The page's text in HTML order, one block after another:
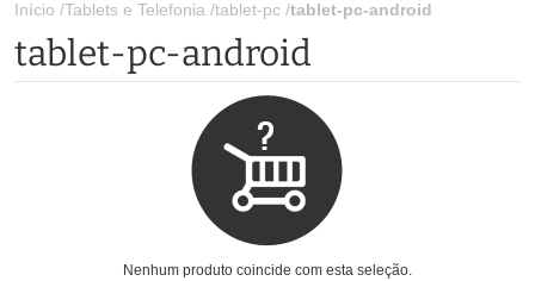
Início /Tablets e Telefonia /tablet-pc /tablet-pc-android
tablet-pc-android
Nenhum produto coincide com esta seleção.